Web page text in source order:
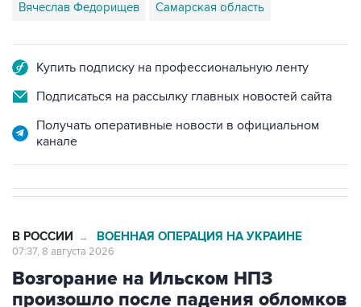
Вячеслав Федорищев Самарская область
Купить подписку на профессиональную ленту
Подписаться на рассылку главных новостей сайта
Получать оперативные новости в официальном
канале
В РОССИИ → ВОЕННАЯ ОПЕРАЦИЯ НА УКРАИНЕ
07:37, 8 августа 2026
Возгорание на Ильском НПЗ
произошло после падения обломков